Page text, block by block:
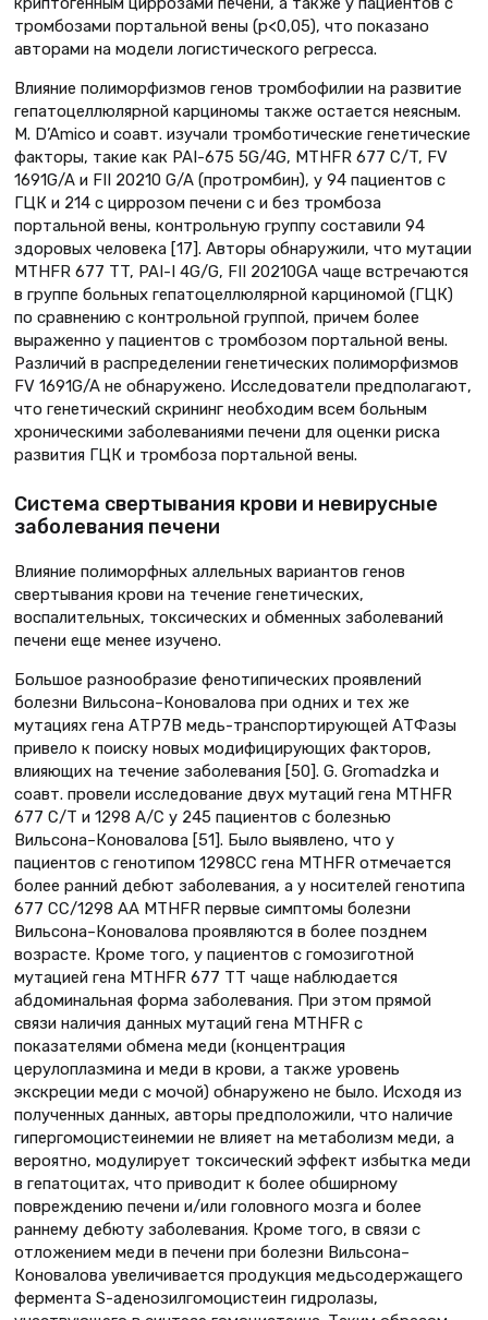
тромбозами портальной вены (р<0,05), что показано
авторами на модели логистического регресса.
Влияние полиморфизмов генов тромбофилии на развитие
гепатоцеллюлярной карциномы также остается неясным.
M. D’Amico и соавт. изучали тромботические генетические
факторы, такие как PAI-675 5G/4G, MTHFR 677 C/T, FV
1691G/A и FII 20210 G/A (протромбин), у 94 пациентов с
ГЦК и 214 с циррозом печени с и без тромбоза
портальной вены, контрольную группу составили 94
здоровых человека [17]. Авторы обнаружили, что мутации
MTHFR 677 TT, PAI-I 4G/G, FII 20210GA чаще встречаются
в группе больных гепатоцеллюлярной карциномой (ГЦК)
по сравнению с контрольной группой, причем более
выраженно у пациентов с тромбозом портальной вены.
Различий в распределении генетических полиморфизмов
FV 1691G/A не обнаружено. Исследователи предполагают,
что генетический скрининг необходим всем больным
хроническими заболеваниями печени для оценки риска
развития ГЦК и тромбоза портальной вены.
Система свертывания крови и невирусные
заболевания печени
Влияние полиморфных аллельных вариантов генов
свертывания крови на течение генетических,
воспалительных, токсических и обменных заболеваний
печени еще менее изучено.
Большое разнообразие фенотипических проявлений
болезни Вильсона–Коновалова при одних и тех же
мутациях гена АТР7В медь-транспортирующей АТФазы
привело к поиску новых модифицирующих факторов,
влияющих на течение заболевания [50]. G. Gromadzka и
соавт. провели исследование двух мутаций гена MTHFR
677 C/T и 1298 A/C у 245 пациентов с болезнью
Вильсона–Коновалова [51]. Было выявлено, что у
пациентов с генотипом 1298CС гена MTHFR отмечается
более ранний дебют заболевания, а у носителей генотипа
677 CC/1298 AA MTHFR первые симптомы болезни
Вильсона–Коновалова проявляются в более позднем
возрасте. Кроме того, у пациентов с гомозиготной
мутацией гена MTHFR 677 TT чаще наблюдается
абдоминальная форма заболевания. При этом прямой
связи наличия данных мутаций гена MTHFR с
показателями обмена меди (концентрация
церулоплазмина и меди в крови, а также уровень
экскреции меди с мочой) обнаружено не было. Исходя из
полученных данных, авторы предположили, что наличие
гипергомоцистеинемии не влияет на метаболизм меди, а
вероятно, модулирует токсический эффект избытка меди
в гепатоцитах, что приводит к более обширному
повреждению печени и/или головного мозга и более
раннему дебюту заболевания. Кроме того, в связи с
отложением меди в печени при болезни Вильсона–
Коновалова увеличивается продукция медьсодержащего
фермента S-аденозилгомоцистеин гидролазы,